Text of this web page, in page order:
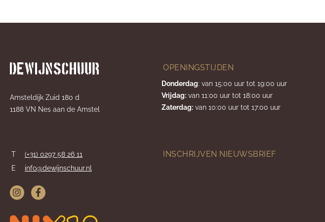
Amsteldijk Zuid 180 d
1188 VN Nes aan de Amstel
T
(+31) 0297 58 26 11
E
info@dewijnschuur.nl
OPENINGSTIJDEN
Donderdag: van 15:00 uur tot 19:00 uur
Vrijdag: van 11:00 uur tot 18:00 uur
Zaterdag: van 10:00 uur tot 17:00 uur
INSCHRIJVEN NIEUWSBRIEF